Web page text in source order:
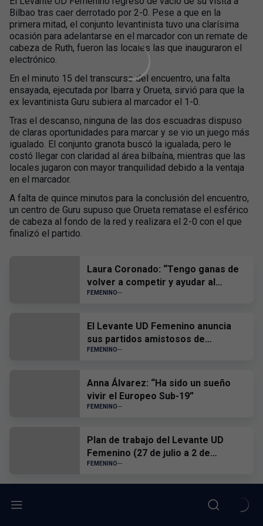
Bilbao tras caer derrotado por 2-0. Pese a que en la
primera mitad, el conjunto levantinista tuvo una clarísima
ocasión para adelantarse en el marcador con un remate de
cabeza de Ruth, fueron las locales las que inauguraron el
electrónico.
En el minuto 15 del transcurso del encuentro, una falta
ensayada, ejecutada por Ibarra y Orueta, sirvió para que la
ex levantinista Guru subiera al marcador el 1-0.
Tras el descanso, ninguna de las dos escuadras dispuso
de claras oportunidades para marcar y se vio un juego más
igualado. El conjunto granota buscó la igualada, pero le
costó llegar con claridad al área bilbaína, mientras que las
locales jugaron con mayor tranquilidad debido a la ventaja
en el marcador.
A falta de quince minutos para la conclusión del encuentro,
un centro de Guru supuso que Orueta rematase el esférico
de cabeza al fondo de la red y realizara el 2-0 con el que
finalizó el partido.
Laura Coronado: “Tengo ganas de
volver a competir y ayudar al
equipo”
FEMENINO
El Levante UD Femenino anuncia
sus partidos amistosos de
pretemporada
FEMENINO
Anna Álvarez: “Ha sido un sueño
vivir el Europeo Sub-19”
FEMENINO
Plan de trabajo del Levante UD
Femenino (27 de julio a 2 de
agosto)
FEMENINO